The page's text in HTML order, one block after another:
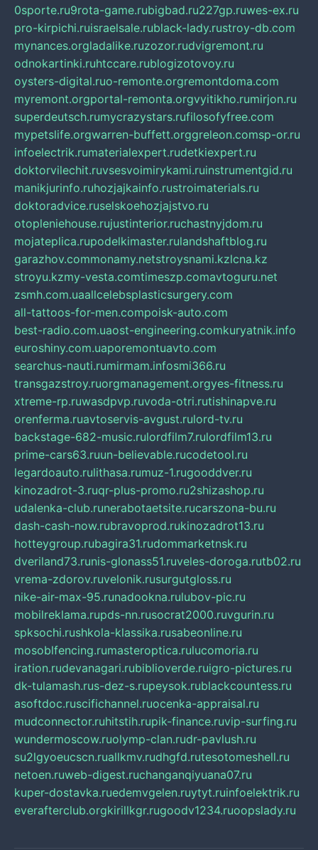
0sporte.ru9rota-game.rubigbad.ru227gp.ruwes-ex.ru
pro-kirpichi.ruisraelsale.rublack-lady.rustroy-db.com
mynances.orgladalike.ruzozor.rudvigremont.ru
odnokartinki.ruhtccare.rublogizotovoy.ru
oysters-digital.ruo-remonte.orgremontdoma.com
myremont.orgportal-remonta.orgvyitikho.rumirjon.ru
superdeutsch.rumycrazystars.rufilosofyfree.com
mypetslife.orgwarren-buffett.orggreleon.comsp-or.ru
infoelectrik.rumaterialexpert.rudetkiexpert.ru
doktorvilechit.ruvsesvoimirykami.ruinstrumentgid.ru
manikjurinfo.ruhozjajkainfo.rustroimaterials.ru
doktoradvice.ruselskoehozjajstvo.ru
otopleniehouse.rujustinterior.ruchastnyjdom.ru
mojateplica.rupodelkimaster.rulandshaftblog.ru
garazhov.commonamy.netstroysnami.kzlcna.kz
stroyu.kzmy-vesta.comtimeszp.comavtoguru.net
zsmh.com.uaallcelebsplasticsurgery.com
all-tattoos-for-men.compoisk-auto.com
best-radio.com.uaost-engineering.comkuryatnik.info
euroshiny.com.uaporemontuavto.com
searchus-nauti.rumirmam.infosmi366.ru
transgazstroy.ruorgmanagement.orgyes-fitness.ru
xtreme-rp.ruwasdpvp.ruvoda-otri.rutishinapve.ru
orenferma.ruavtoservis-avgust.rulord-tv.ru
backstage-682-music.rulordfilm7.rulordfilm13.ru
prime-cars63.ruun-believable.rucodetool.ru
legardoauto.rulithasa.rumuz-1.rugooddver.ru
kinozadrot-3.ruqr-plus-promo.ru2shizashop.ru
udalenka-club.runerabotaetsite.rucarszona-bu.ru
dash-cash-now.rubravoprod.rukinozadrot13.ru
hotteygroup.rubagira31.rudommarketnsk.ru
dveriland73.runis-glonass51.ruveles-doroga.rutb02.ru
vrema-zdorov.ruvelonik.rusurgutgloss.ru
nike-air-max-95.runadookna.rulubov-pic.ru
mobilreklama.rupds-nn.rusocrat2000.ruvgurin.ru
spksochi.rushkola-klassika.rusabeonline.ru
mosoblfencing.rumasteroptica.rulucomoria.ru
iration.rudevanagari.rubiblioverde.ruigro-pictures.ru
dk-tulamash.rus-dez-s.rupeysok.rublackcountess.ru
asoftdoc.ruscifichannel.ruocenka-appraisal.ru
mudconnector.ruhitstih.rupik-finance.ruvip-surfing.ru
wundermoscow.ruolymp-clan.rudr-pavlush.ru
su2lgyoeucscn.ruallkmv.rudhgfd.rutesotomeshell.ru
netoen.ruweb-digest.ruchanganqiyuana07.ru
kuper-dostavka.ruedemvgelen.ruytyt.ruinfoelektrik.ru
everafterclub.orgkirillkgr.rugoodv1234.ruoopslady.ru